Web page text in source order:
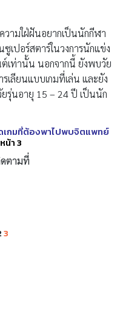
วามใฝ่ฝันอยากเป็นนักกีฬา
เปอร์สตาร์ในวงการนักแข่ง
ต์เท่านั้น นอกจากนี้ ยังพบวัย
เลียนแบบเกมที่เล่น และยัง
รุ่นอายุ 15 – 24 ปี เป็นนัก
เกมที่ต้องพาไปพบจิตแพทย์
น้า3
ดตามที่
3